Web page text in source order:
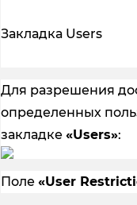
Закладка Users
Для разрешения
определенных
закладке «Users»:
Поле «User